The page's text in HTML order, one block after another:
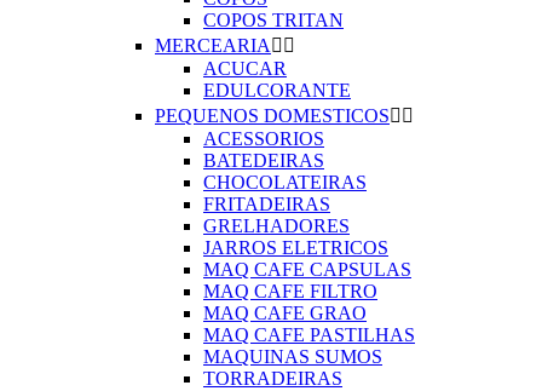
COPOS TRITAN
MERCEARIA  
ACUCAR
EDULCORANTE
PEQUENOS DOMESTICOS 
ACESSORIOS
BATEDEIRAS
CHOCOLATEIRAS
FRITADEIRAS
GRELHADORES
JARROS ELETRICOS
MAQ CAFE CAPSULAS
MAQ CAFE FILTRO
MAQ CAFE GRAO
MAQ CAFE PASTILHAS
MAQUINAS SUMOS
TORRADEIRAS